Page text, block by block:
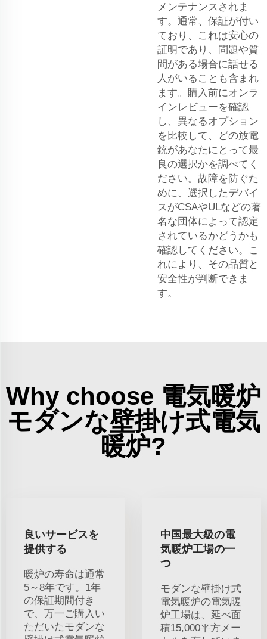
メンテナンスされま
す。通常、保証が付い
ており、これは安心の
証明であり、問題や質
問がある場合に話せる
人がいることも含まれ
ます。購入前にオンラ
インレビューを確認
し、異なるオプション
を比較して、どの放電
銃があなたにとって最
良の選択かを調べてく
ださい。故障を防ぐた
めに、選択したデバイ
スがCSAやULなどの著
名な団体によって認定
されているかどうかも
確認してください。こ
れにより、その品質と
安全性が判断できま
す。
Why choose 電気暖炉
モダンな壁掛け式電気
暖炉?
良いサービスを
提供する
暖炉の寿命は通常
5～8年です。1年
の保証期間付き
で、万一ご購入い
ただいたモダンな
中国最大級の電
気暖炉工場の一
つ
モダンな壁掛け式
電気暖炉の電気暖
炉工場は、延べ面
積15,000平方メー